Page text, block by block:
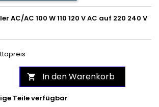
AC/AC 100 W 110 120 V AC auf 220 240 V
 In den Warenkorb
Teile verfügbar